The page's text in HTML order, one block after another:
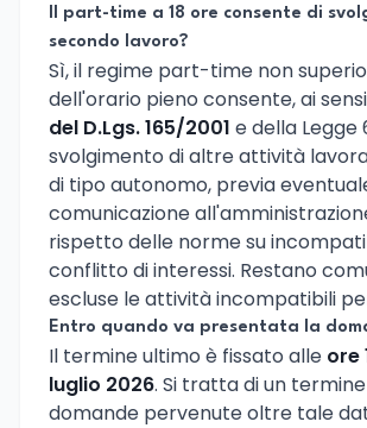
Il part-time a 18 ore consente di
secondo lavoro?
Sì, il regime part-time non
dell'orario pieno consente, ai
del D.Lgs. 165/2001 e della Legge
svolgimento di altre attività
di tipo autonomo, previa
comunicazione
rispetto delle norme su
conflitto di interessi. Restano
escluse le attività incompatibili
Entro quando va presentata la
Il termine ultimo è fissato alle ore
luglio 2026. Si tratta di un
domande pervenute oltre tale